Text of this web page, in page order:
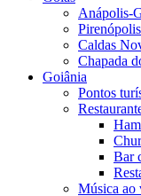
Anápolis-
Caldas
Chapada
Goiânia
Pontos
Bar
Música ao